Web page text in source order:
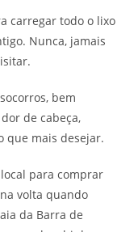
carregar todo o lixo
Nunca, jamais
bem
de cabeça,
que mais desejar.
para comprar
volta quando
da Barra de